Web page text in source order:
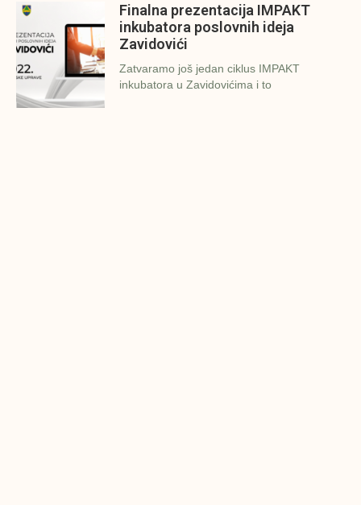
Finalna prezentacija IMPAKT
inkubatora poslovnih ideja
Zavidovići
Zatvaramo još jedan ciklus IMPAKT
inkubatora u Zavidovićima i to